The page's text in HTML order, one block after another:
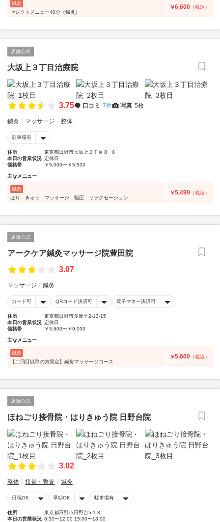
鍼灸
セレクトメニュー40分（鍼灸）
￥6,600 （税込）
店舗公式
大坂上３丁目治療院
3.75 口コミ 7件 写真 5枚
鍼灸 マッサージ 整体
駐車場有
住所
東京都日野市大坂上２丁目８−６
本日の営業状況 定休日
価格帯
￥5,000〜￥5,500
主なメニュー
鍼灸
はり きゅう マッサージ 指圧 リラクゼーション
￥5,499 （税込）
店舗公式
アークケア鍼灸マッサージ院豊田院
3.07
マッサージ 鍼灸
カード可 QRコード決済可 電子マネー決済可
住所
東京都日野市多摩平2-13-15
本日の営業状況 定休日
価格帯
￥5,600〜￥9,000
主なメニュー
鍼灸
【二回目以降の方限定】鍼灸マッサージコース
￥5,600 （税込）
店舗公式
ほねごり接骨院・はりきゅう院 日野台院
3.02
整体 接骨・整骨 鍼灸
日祝OK 早朝OK 駐車場有
住所
東京都日野市日野台5-1-8
本日の営業状況 8:30〜12:00 15:00〜18:00